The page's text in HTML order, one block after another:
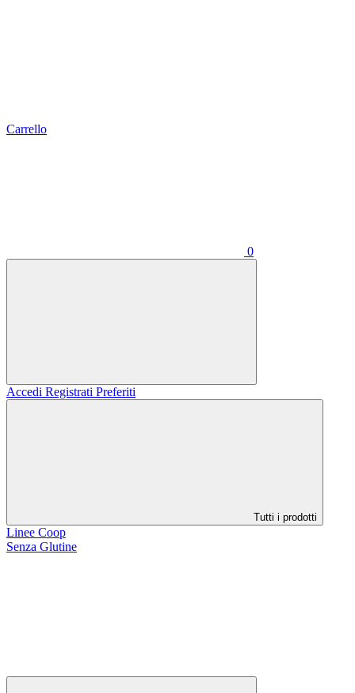
Carrello
0
Accedi Registrati Preferiti
Tutti i prodotti
Linee Coop
Senza Glutine